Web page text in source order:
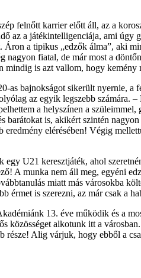
felnőtt karrier előtt áll, az a
az a játékintelligenciája, ami
a tipikus „edzők álma”, aki
fiatal, de már most a
mindig is azt vallom, hogy
bajnokságot sikerült nyernie, a
az egyik legszebb számára.
a helyszínen a
barátokat is, akikért szintén
elérésében! Végig
U21 keresztjáték, ahol
A munka nem áll meg, egyéni
miatt más városokba
is szerezni, az már csak a
13. éve működik és a
alkotunk itt a
Alig várjuk, hogy ebből a